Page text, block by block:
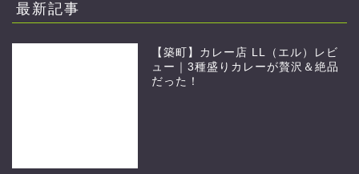
最新記事
【築町】カレー店 LL（エル）レビ
ュー｜3種盛りカレーが贅沢＆絶品
だった！